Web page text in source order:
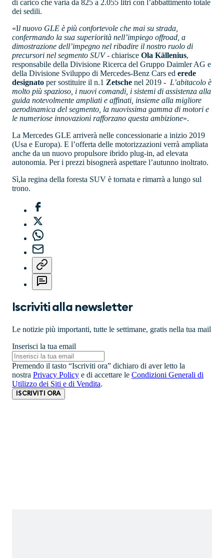
di carico che varia da 825 a 2.055 litri con l’abbattimento totale
dei sedili.
«Il nuovo GLE è più confortevole che mai su strada,
confermando la sua superiorità nell’impiego offroad, a
dimostrazione dell’impegno nel ribadire il nostro ruolo di
precursori nel segmento SUV- chiarisce Ola Källenius,
responsabile della Divisione Ricerca del Gruppo Daimler AG e
della Divisione Sviluppo di Mercedes-Benz Cars ed erede
designato per sostituire il n.1 Zetsche nel 2019 - L’abitacolo è
molto più spazioso, i nuovi comandi, i sistemi di assistenza alla
guida notevolmente ampliati e affinati, insieme alla migliore
aerodinamica del segmento, la nuovissima gamma di motori e
le numeriose innovazioni rafforzano questa ambizione».
La Mercedes GLE arriverà nelle concessionarie a inizio 2019
(Usa e Europa). E l’offerta delle motorizzazioni verrà ampliata
anche da un nuovo propulsore ibrido plug-in, ad elevata
autonomia. Per i prezzi bisognerà aspettare l’autunno inoltrato.
Sì,la regina della foresta SUV è tornata e rimarrà a lungo sul
trono.
Iscriviti alla newsletter
Le notizie più importanti, tutte le settimane, gratis nella tua mail
Inserisci la tua email
Premendo il tasto “Iscriviti ora” dichiaro di aver letto la
nostra Privacy Policy e di accettare le Condizioni Generali di
Utilizzo dei Siti e di Vendita.
ISCRIVITI ORA